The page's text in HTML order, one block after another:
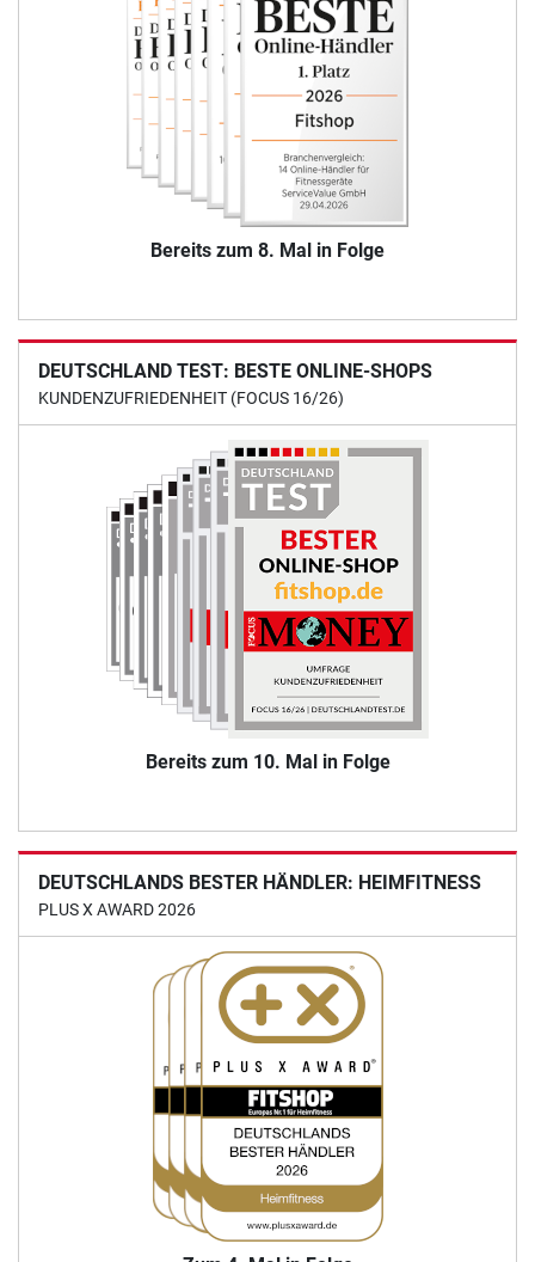
Bereits zum 8. Mal in Folge
DEUTSCHLAND TEST: BESTE ONLINE-SHOPS
KUNDENZUFRIEDENHEIT (FOCUS 16/26)
Bereits zum 10. Mal in Folge
DEUTSCHLANDS BESTER HÄNDLER: HEIMFITNESS
PLUS X AWARD 2026